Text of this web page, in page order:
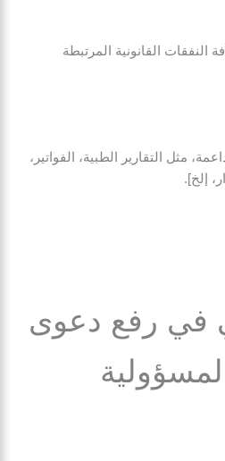
النفقات القانونية المرتبطة
مثل التقارير الطبية، الفواتير،
إلخ].
في رفع دعوى